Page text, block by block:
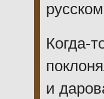
Когда-
и